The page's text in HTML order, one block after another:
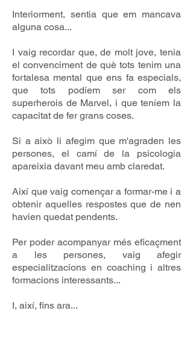
Interiorment, sentia que em mancava
alguna cosa...
I vaig recordar que, de molt jove, tenia
el convenciment de què tots tenim una
fortalesa mental que ens fa especials,
que tots podíem ser com els
superherois de Marvel, i que teníem la
capacitat de fer grans coses.
Si a això li afegim que m'agraden les
persones, el camí de la psicologia
apareixia davant meu amb claredat.
Així que vaig començar a formar-me i a
obtenir aquelles respostes que de nen
havien quedat pendents.
Per poder acompanyar més eficaçment
a les persones, vaig afegir
especialitzacions en coaching i altres
formacions interessants...
I, així, fins ara...